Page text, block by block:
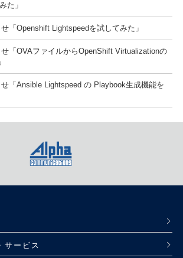
た」
「Openshift Lightspeedを試してみた」
「OVAファイルからOpenShift Virtualizationの
「Ansible Lightspeed の Playbook生成機能を
サービス